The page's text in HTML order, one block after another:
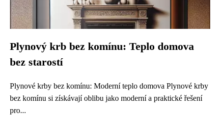
Plynový krb bez komínu: Teplo domova
bez starostí
Plynové krby bez komínu: Moderní teplo domova Plynové krby
bez komínu si získávají oblibu jako moderní a praktické řešení
pro...